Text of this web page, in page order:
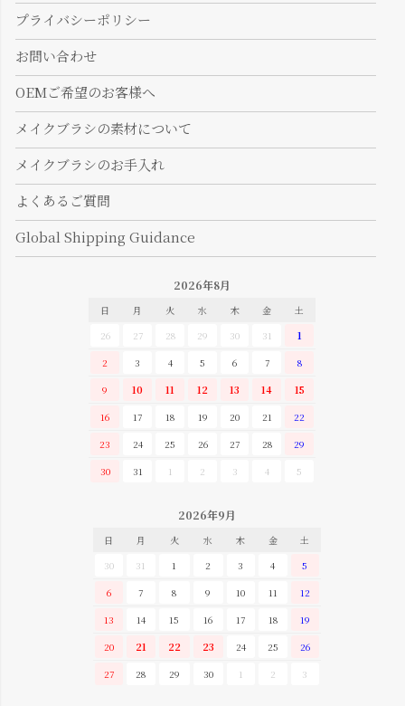
プライバシーポリシー
お問い合わせ
OEMご希望のお客様へ
メイクブラシの素材について
メイクブラシのお手入れ
よくあるご質問
Global Shipping Guidance
2026年8月
日 月 火 水 木 金
土
26
27 28 29 30 31
1
2
3 4 5 6 7
8
9
10 11 12 13 14
15
16
17 18 19 20 21
22
23
24 25 26 27 28
29
30
31 1 2 3 4 5
2026年9月
日 月 火 水 木 金
土
30
31 1 2 3 4
5
6
7 8 9 10 11
12
13
14 15 16 17 18
19
20
21 22 23 24 25
26
27
28 29 30 1 2 3